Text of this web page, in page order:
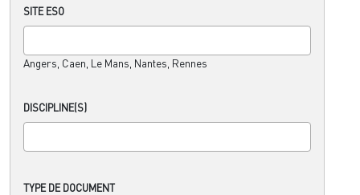
SITE ESO
Angers, Caen, Le Mans, Nantes, Rennes
DISCIPLINE(S)
TYPE DE DOCUMENT